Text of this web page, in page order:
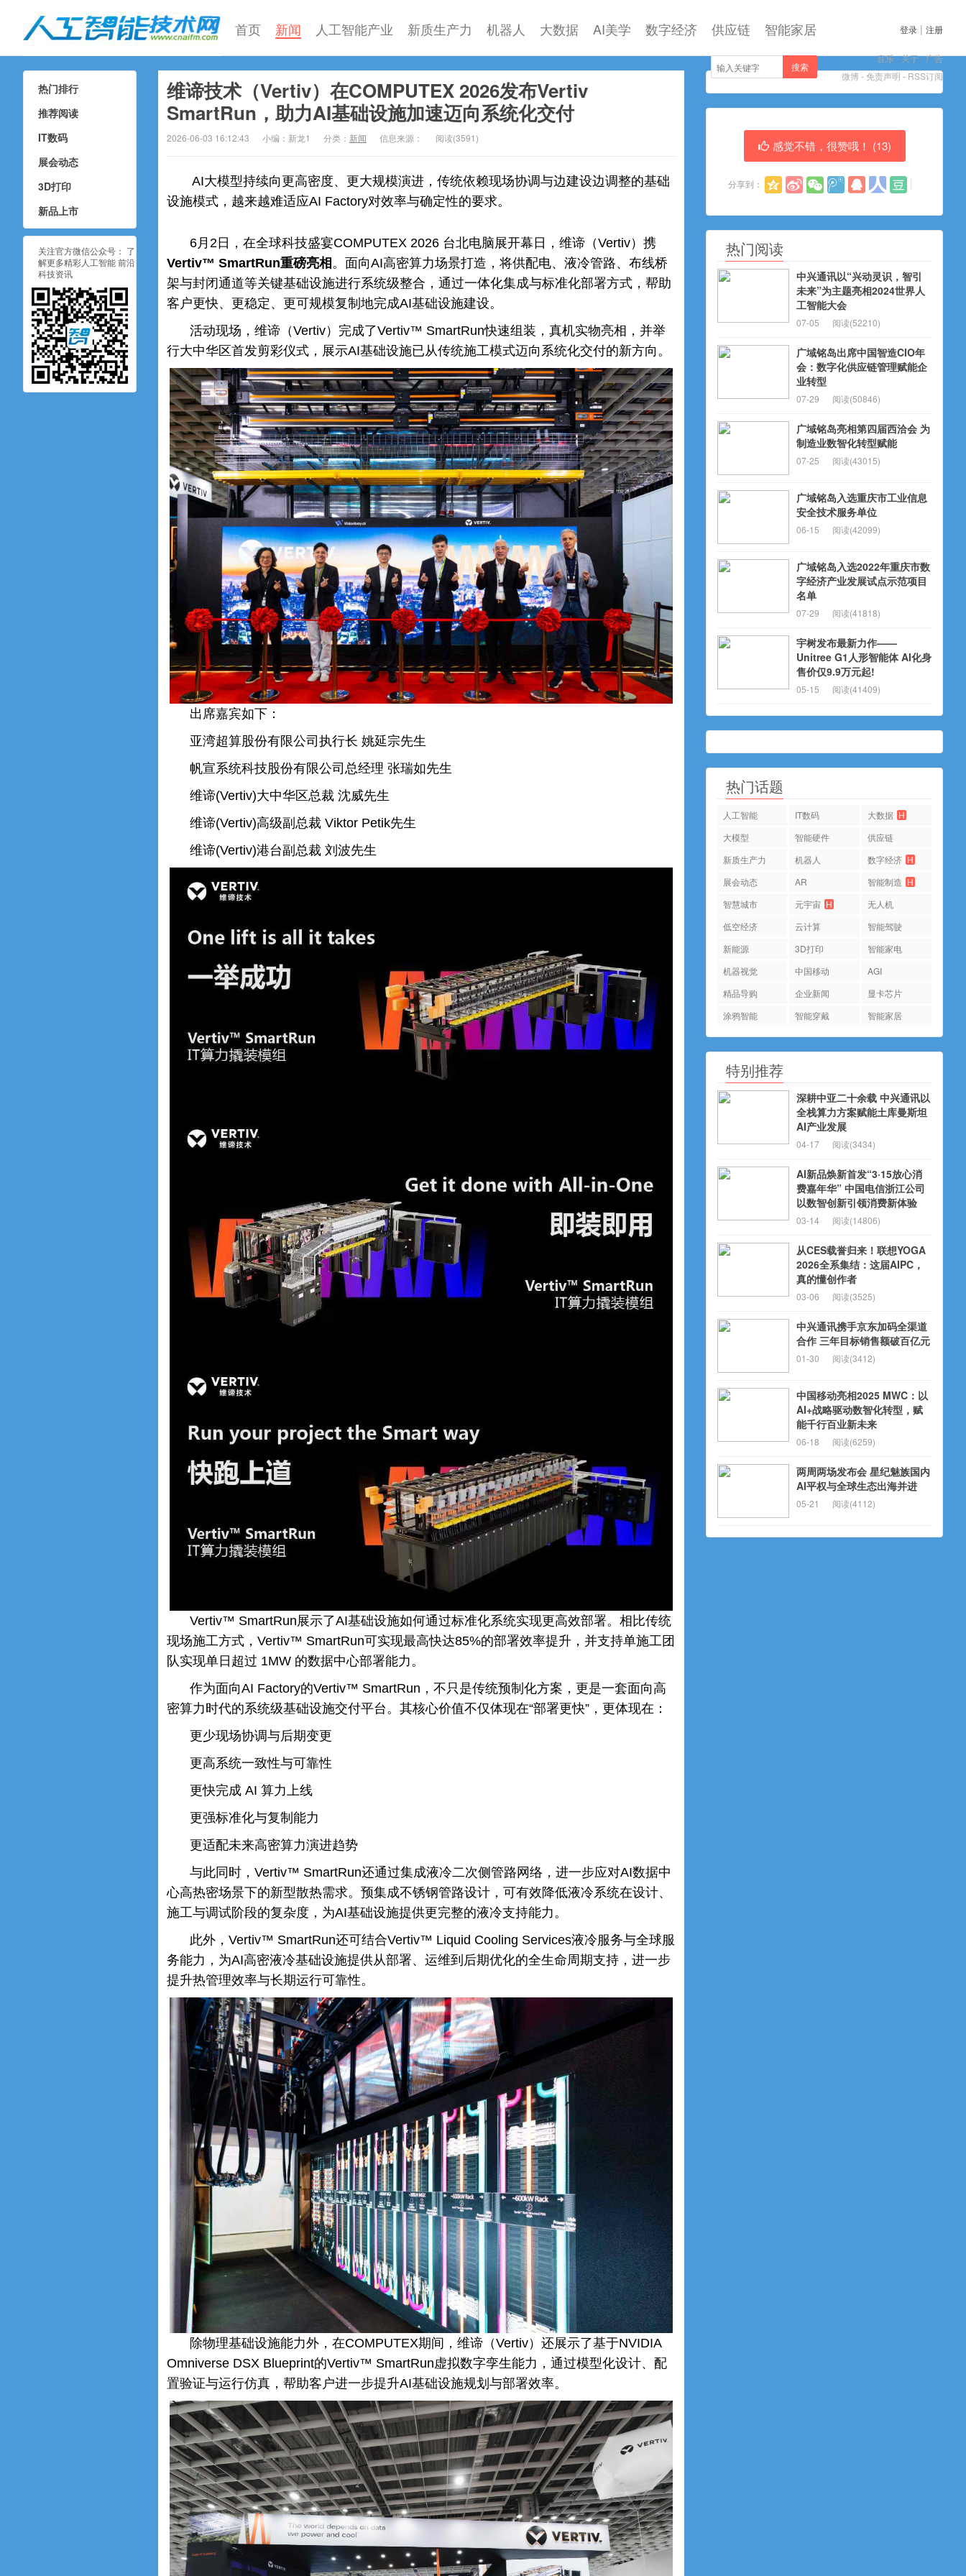
人工智能技术网
首页 新闻 人工智能产业 新质生产力 机器人 大数据 AI美学 数字经济 供应链 智能家居 登录 | 注册
音乐-关于-广告
微博 - 免责声明 - RSS订阅
搜索
维谛技术（Vertiv）在COMPUTEX 2026发布Vertiv
SmartRun，助力AI基础设施加速迈向系统化交付
2026-06-03 16:12:43 小编：新龙1 分类： 新闻 信息来源： 阅读(3591)
AI大模型持续向更高密度、更大规模演进，传统依赖现场协调与边建设边调整的基础
设施模式，越来越难适应AI Factory对效率与确定性的要求。
6月2日，在全球科技盛宴COMPUTEX 2026 台北电脑展开幕日，维谛（Vertiv）携
Vertiv™ SmartRun重磅亮相 。面向AI高密算力场景打造，将供配电、液冷管路、布线桥
架与封闭通道等关键基础设施进行系统级整合，通过一体化集成与标准化部署方式，帮助
客户更快、更稳定、更可规模复制地完成AI基础设施建设。
活动现场，维谛（Vertiv）完成了Vertiv™ SmartRun快速组装，真机实物亮相，并举
行大中华区首发剪彩仪式，展示AI基础设施已从传统施工模式迈向系统化交付的新方向。
出席嘉宾如下：
亚湾超算股份有限公司执行长 姚延宗先生
帆宣系统科技股份有限公司总经理 张瑞如先生
维谛(Vertiv)大中华区总裁 沈威先生
维谛(Vertiv)高级副总裁 Viktor Petik先生
维谛(Vertiv)港台副总裁 刘波先生
Vertiv™ SmartRun展示了AI基础设施如何通过标准化系统实现更高效部署。相比传统
现场施工方式，Vertiv™ SmartRun可实现最高快达85%的部署效率提升，并支持单施工团
队实现单日超过 1MW 的数据中心部署能力。
作为面向AI Factory的Vertiv™ SmartRun，不只是传统预制化方案，更是一套面向高
密算力时代的系统级基础设施交付平台。其核心价值不仅体现在“部署更快”，更体现在：
更少现场协调与后期变更
更高系统一致性与可靠性
更快完成 AI 算力上线
更强标准化与复制能力
更适配未来高密算力演进趋势
与此同时，Vertiv™ SmartRun还通过集成液冷二次侧管路网络，进一步应对AI数据中
心高热密场景下的新型散热需求。预集成不锈钢管路设计，可有效降低液冷系统在设计、
施工与调试阶段的复杂度，为AI基础设施提供更完整的液冷支持能力。
此外，Vertiv™ SmartRun还可结合Vertiv™ Liquid Cooling Services液冷服务与全球服
务能力，为AI高密液冷基础设施提供从部署、运维到后期优化的全生命周期支持，进一步
提升热管理效率与长期运行可靠性。
除物理基础设施能力外，在COMPUTEX期间，维谛（Vertiv）还展示了基于NVIDIA
Omniverse DSX Blueprint的Vertiv™ SmartRun虚拟数字孪生能力，通过模型化设计、配
置验证与运行仿真，帮助客户进一步提升AI基础设施规划与部署效率。
热门排行
推荐阅读
IT数码
展会动态
3D打印
新品上市
关注官方微信公众号： 了
解更多精彩人工智能 前沿
科技资讯
感觉不错，很赞哦！ (13)
分享到：
热门阅读
中兴通讯以“兴动灵识，智引
未来”为主题亮相2024世界人
工智能大会
07-05 阅读(52210)
广域铭岛出席中国智造CIO年
会：数字化供应链管理赋能企
业转型
07-29 阅读(50846)
广域铭岛亮相第四届西洽会 为
制造业数智化转型赋能
07-25 阅读(43015)
广域铭岛入选重庆市工业信息
安全技术服务单位
06-15 阅读(42099)
广域铭岛入选2022年重庆市数
字经济产业发展试点示范项目
名单
07-29 阅读(41818)
宇树发布最新力作——
Unitree G1人形智能体 AI化身
售价仅9.9万元起!
05-15 阅读(41409)
热门话题
人工智能 IT数码 大数据 H
大模型
智能硬件
供应链
新质生产力
机器人 数字经济 H
展会动态
AR 智能制造 H
智慧城市
元宇宙 H
无人机
低空经济
云计算
智能驾驶
新能源
3D打印
智能家电
机器视觉
中国移动
AGI
精品导购
企业新闻
显卡芯片
涂鸦智能
智能穿戴 智能家居
特别推荐
深耕中亚二十余载 中兴通讯以
全栈算力方案赋能土库曼斯坦
AI产业发展
04-17 阅读(3434)
AI新品焕新首发“3·15放心消
费嘉年华” 中国电信浙江公司
以数智创新引领消费新体验
03-14 阅读(14806)
从CES载誉归来！联想YOGA
2026全系集结：这届AIPC，
真的懂创作者
03-06 阅读(3525)
中兴通讯携手京东加码全渠道
合作 三年目标销售额破百亿元
01-30 阅读(3412)
中国移动亮相2025 MWC：以
AI+战略驱动数智化转型，赋
能千行百业新未来
06-18 阅读(6259)
两周两场发布会 星纪魅族国内
AI平权与全球生态出海并进
05-21 阅读(4112)